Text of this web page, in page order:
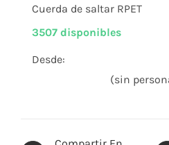
Cuerda de saltar RPET
3507 disponibles
Desde:
(sin